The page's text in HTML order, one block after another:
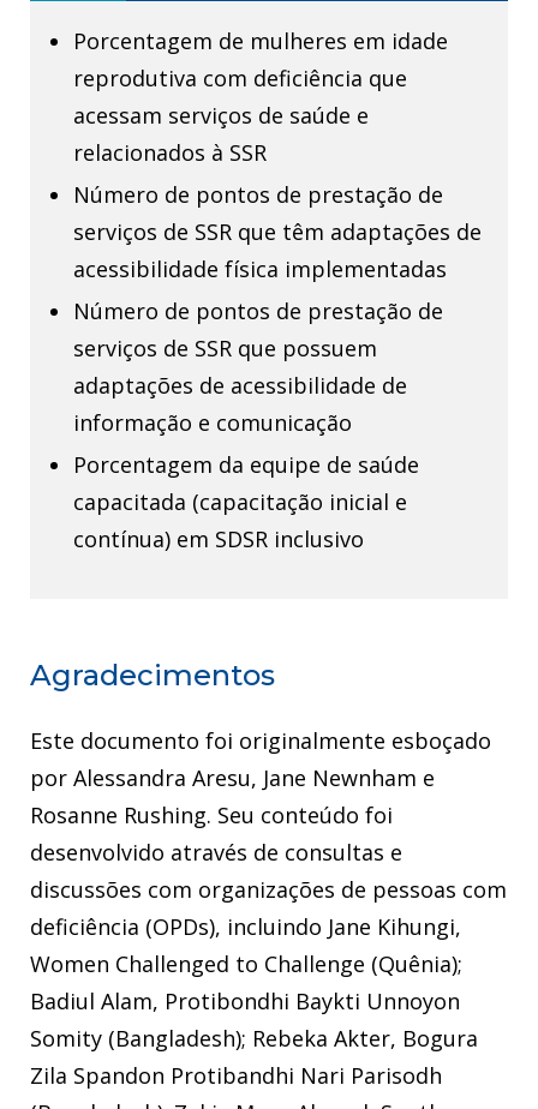
Porcentagem de mulheres em idade
reprodutiva com deficiência que
acessam serviços de saúde e
relacionados à SSR
Número de pontos de prestação de
serviços de SSR que têm adaptações de
acessibilidade física implementadas
Número de pontos de prestação de
serviços de SSR que possuem
adaptações de acessibilidade de
informação e comunicação
Porcentagem da equipe de saúde
capacitada (capacitação inicial e
contínua) em SDSR inclusivo
Agradecimentos
Este documento foi originalmente esboçado
por Alessandra Aresu, Jane Newnham e
Rosanne Rushing. Seu conteúdo foi
desenvolvido através de consultas e
discussões com organizações de pessoas com
deficiência (OPDs), incluindo Jane Kihungi,
Women Challenged to Challenge (Quênia);
Badiul Alam, Protibondhi Baykti Unnoyon
Somity (Bangladesh); Rebeka Akter, Bogura
Zila Spandon Protibandhi Nari Parisodh